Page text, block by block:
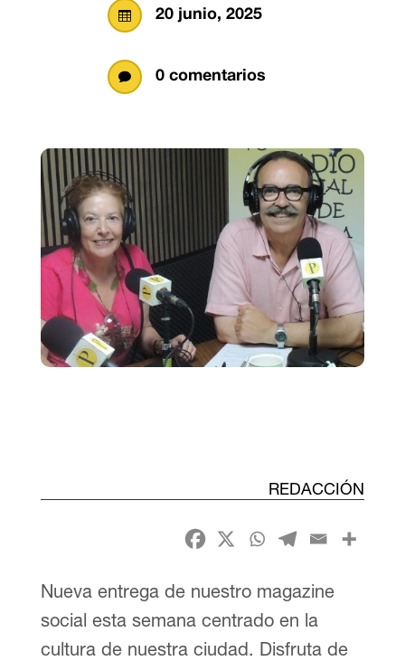
 20 junio, 2025
 0 comentarios
REDACCIÓN
Nueva entrega de nuestro magazine
social esta semana centrado en la
cultura de nuestra ciudad. Disfruta de